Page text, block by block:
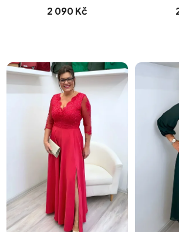
2 090 Kč